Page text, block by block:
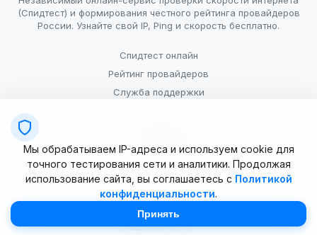
(Спидтест) и формирования честного рейтинга провайдеров
России. Узнайте свой IP, Ping и скорость бесплатно.
Спидтест онлайн
Рейтинг провайдеров
Служба поддержки
Условия использования
© 2025–2026 OpenSpeedTest (ИП Долматова В.В.). Все права
Мы обрабатываем IP-адреса и используем cookie для
точного тестирования сети и аналитики. Продолжая
использование сайта, вы соглашаетесь с Политикой
конфиденциальности.
Принять